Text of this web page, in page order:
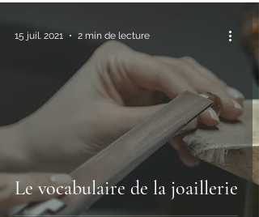
Le vocabulaire de la joaillerie
15 juil. 2021 2 min de lecture